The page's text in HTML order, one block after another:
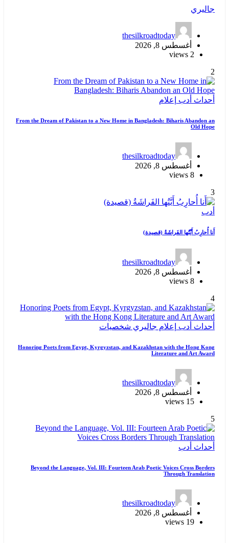
جاليري
thesilkroadtoday
أغسطس 8, 2026
2 views
2
أحداث أدب إعلام
From the Dream of Pakistan to a New Home in Bangladesh: Biharis Abandon an
Old Hope
thesilkroadtoday
أغسطس 8, 2026
8 views
3
أدب
أَنا أُحارِبُ أَيَّتُها الفَراشَةُ (قصيدة)
thesilkroadtoday
أغسطس 8, 2026
8 views
4
أحداث أدب إعلام جاليري شخصيات
Honoring Poets from Egypt, Kyrgyzstan, and Kazakhstan with the Hong Kong
Literature and Art Award
thesilkroadtoday
أغسطس 8, 2026
15 views
5
أحداث أدب
Beyond the Language, Vol. III: Fourteen Arab Poetic Voices Cross Borders
Through Translation
thesilkroadtoday
أغسطس 8, 2026
19 views